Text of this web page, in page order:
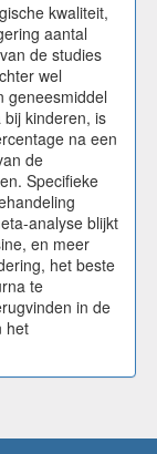
kwaliteit,
aantal
de studies
wel
geneesmiddel
kinderen, is
na een
de
Specifieke
analyse blijkt
en meer
het beste
te
in de
het